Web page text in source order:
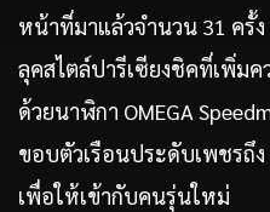
หน้าที่มาแล้วจำนวน 31 ครั้
ลุคสไตล์ปารีเซียงชิคที่เพิ่ม
ด้วยนาฬิกา OMEGA
ขอบตัวเรือนประดับเพชรถึง
เพื่อให้เข้ากับคนรุ่นใหม่